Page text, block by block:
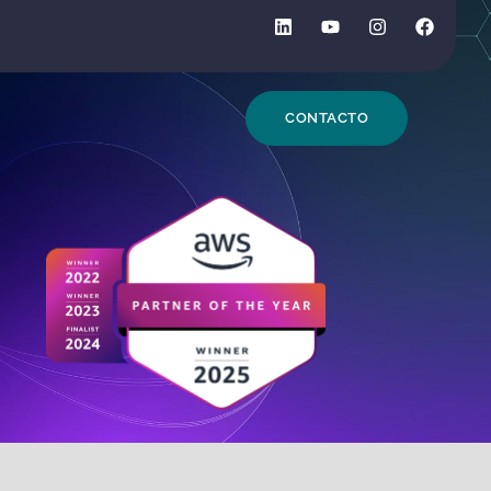
BÚSQUEDA
CONTACTO